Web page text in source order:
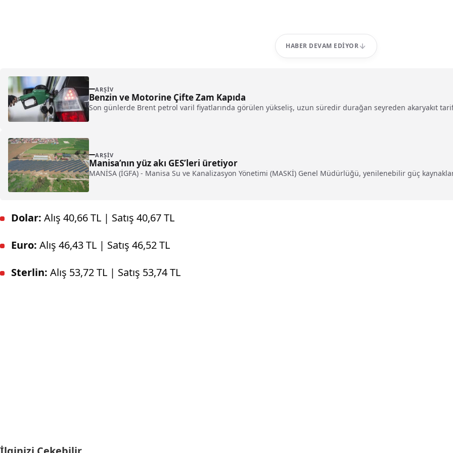
HABER DEVAM EDIYOR
ARŞIV
Benzin ve Motorine Çifte Zam Kapıda
Son günlerde Brent petrol varil fiyatlarında görülen yükseliş, uzun süredir durağan seyreden akaryakıt
ARŞIV
Manisa’nın yüz akı GES’leri üretiyor
MANİSA (İGFA) - Manisa Su ve Kanalizasyon Yönetimi (MASKİ) Genel Müdürlüğü, yenilenebilir güç
Dolar: Alış 40,66 TL | Satış 40,67 TL
Euro: Alış 46,43 TL | Satış 46,52 TL
Sterlin: Alış 53,72 TL | Satış 53,74 TL